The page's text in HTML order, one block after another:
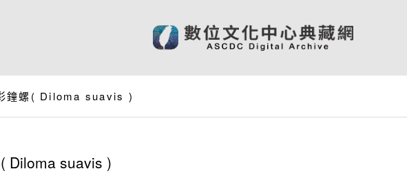
鐘螺( Diloma suavis )
Diloma suavis )